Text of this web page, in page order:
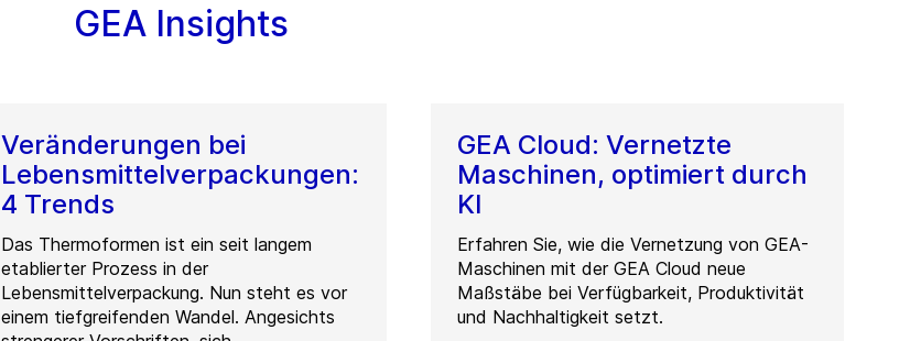
GEA Insights
Veränderungen bei
Lebensmittelverpackungen:
4 Trends
Das Thermoformen ist ein seit langem
etablierter Prozess in der
Lebensmittelverpackung. Nun steht es vor
einem tiefgreifenden Wandel. Angesichts
GEA Cloud: Vernetzte
Maschinen, optimiert durch
KI
Erfahren Sie, wie die Vernetzung von GEA-
Maschinen mit der GEA Cloud neue
Maßstäbe bei Verfügbarkeit, Produktivität
und Nachhaltigkeit setzt.